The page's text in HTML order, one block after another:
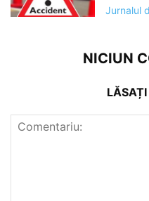
Jurnalul
NICIUN